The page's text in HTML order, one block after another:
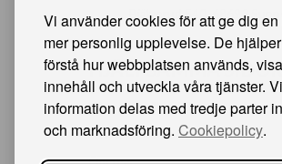
Vi använder cookies för att ge dig en
mer personlig upplevelse. De
förstå hur webbplatsen används,
innehåll och utveckla våra tjänster.
information delas med tredje parter
och marknadsföring. Cookiepolicy.
Bjälverud 540, 68693
HJÄLPSAMMA SIDOR
Något du vill sälja?
Att köpa från oss
Om oss